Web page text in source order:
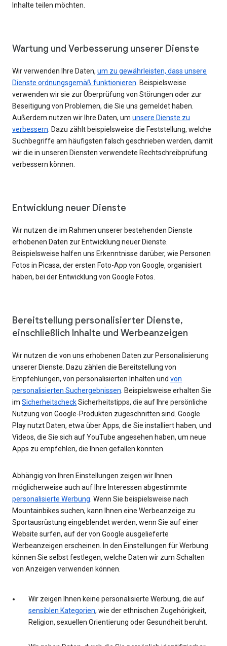
Inhalte teilen möchten.
Wartung und Verbesserung unserer Dienste
Wir verwenden Ihre Daten, um zu gewährleisten, dass unsere
Dienste ordnungsgemäß funktionieren . Beispielsweise
verwenden wir sie zur Überprüfung von Störungen oder zur
Beseitigung von Problemen, die Sie uns gemeldet haben.
Außerdem nutzen wir Ihre Daten, um unsere Dienste zu
verbessern . Dazu zählt beispielsweise die Feststellung, welche
Suchbegriffe am häufigsten falsch geschrieben werden, damit
wir die in unseren Diensten verwendete Rechtschreibprüfung
verbessern können.
Entwicklung neuer Dienste
Wir nutzen die im Rahmen unserer bestehenden Dienste
erhobenen Daten zur Entwicklung neuer Dienste.
Beispielsweise halfen uns Erkenntnisse darüber, wie Personen
Fotos in Picasa, der ersten Foto-App von Google, organisiert
haben, bei der Entwicklung von Google Fotos.
Bereitstellung personalisierter Dienste,
einschließlich Inhalte und Werbeanzeigen
Wir nutzen die von uns erhobenen Daten zur Personalisierung
unserer Dienste. Dazu zählen die Bereitstellung von
Empfehlungen, von personalisierten Inhalten und von
personalisierten Suchergebnissen . Beispielsweise erhalten Sie
im SicherheitscheckSicherheitstipps, die auf Ihre persönliche
Nutzung von Google-Produkten zugeschnitten sind. Google
Play nutzt Daten, etwa über Apps, die Sie installiert haben, und
Videos, die Sie sich auf YouTube angesehen haben, um neue
Apps zu empfehlen, die Ihnen gefallen könnten.
Abhängig von Ihren Einstellungen zeigen wir Ihnen
möglicherweise auch auf Ihre Interessen abgestimmte
personalisierte Werbung . Wenn Sie beispielsweise nach
Mountainbikes suchen, kann Ihnen eine Werbeanzeige zu
Sportausrüstung eingeblendet werden, wenn Sie auf einer
Website surfen, auf der von Google ausgelieferte
Werbeanzeigen erscheinen. In den Einstellungen für Werbung
können Sie selbst festlegen, welche Daten wir zum Schalten
von Anzeigen verwenden können.
Wir zeigen Ihnen keine personalisierte Werbung, die auf
sensiblen Kategorien, wie der ethnischen Zugehörigkeit,
Religion, sexuellen Orientierung oder Gesundheit beruht.